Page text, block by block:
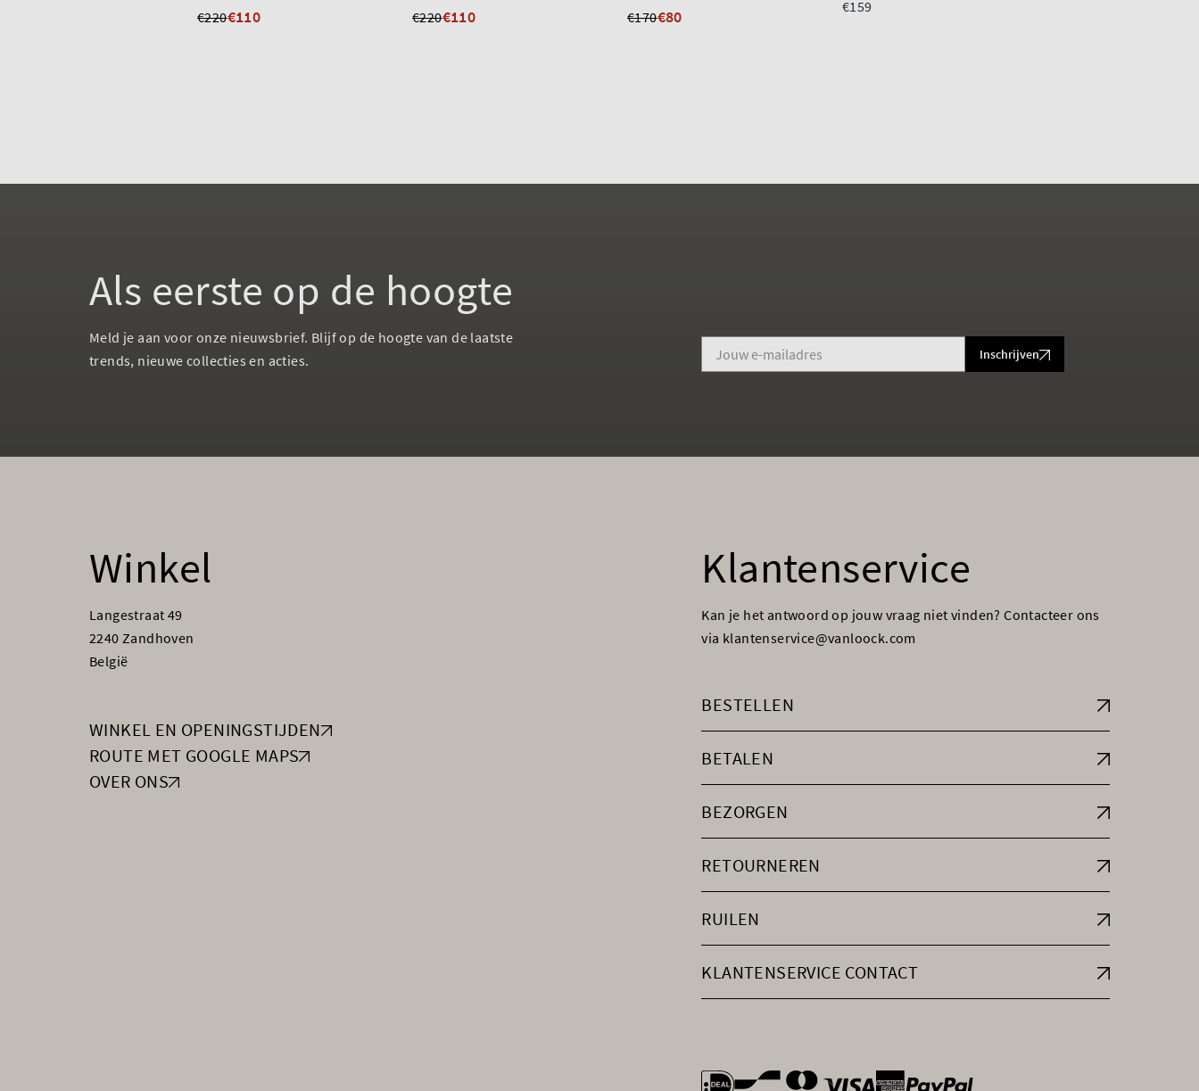
€220€110
€220€110
€170€80
€159
Als eerste op de hoogte
Meld je aan voor onze nieuwsbrief. Blijf op de hoogte van de laatste
trends, nieuwe collecties en acties.
Inschrijven
Winkel
Langestraat 49
2240 Zandhoven
België
WINKEL EN OPENINGSTIJDEN
ROUTE MET GOOGLE MAPS
OVER ONS
Klantenservice
Kan je het antwoord op jouw vraag niet vinden? Contacteer ons
via klantenservice@vanloock.com
BESTELLEN
BETALEN
BEZORGEN
RETOURNEREN
RUILEN
KLANTENSERVICE CONTACT
general.paymentOptions